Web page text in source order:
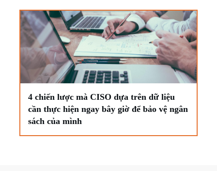
4 chiến lược mà CISO dựa trên dữ liệu
cần thực hiện ngay bây giờ để bảo vệ ngân
sách của mình